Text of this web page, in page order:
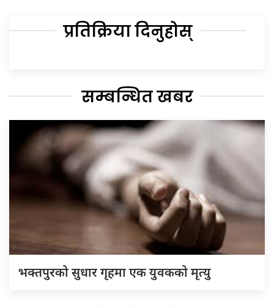
प्रतिक्रिया दिनुहोस्
सम्बन्धित खबर
भक्तपुरको सुधार गृहमा एक युवकको मृत्यु